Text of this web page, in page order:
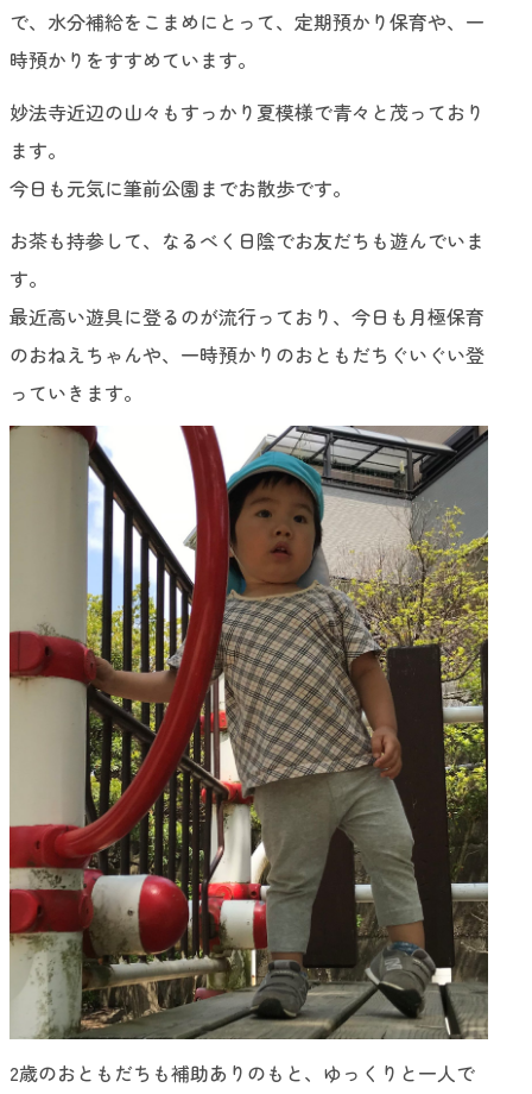
で、水分補給をこまめにとって、定期預かり保育や、一
時預かりをすすめています。
妙法寺近辺の山々もすっかり夏模様で青々と茂っており
ます。
今日も元気に筆前公園までお散歩です。
お茶も持参して、なるべく日陰でお友だちも遊んでいま
す。
最近高い遊具に登るのが流行っており、今日も月極保育
のおねえちゃんや、一時預かりのおともだちぐいぐい登
っていきます。
2歳のおともだちも補助ありのもと、ゆっくりと一人で